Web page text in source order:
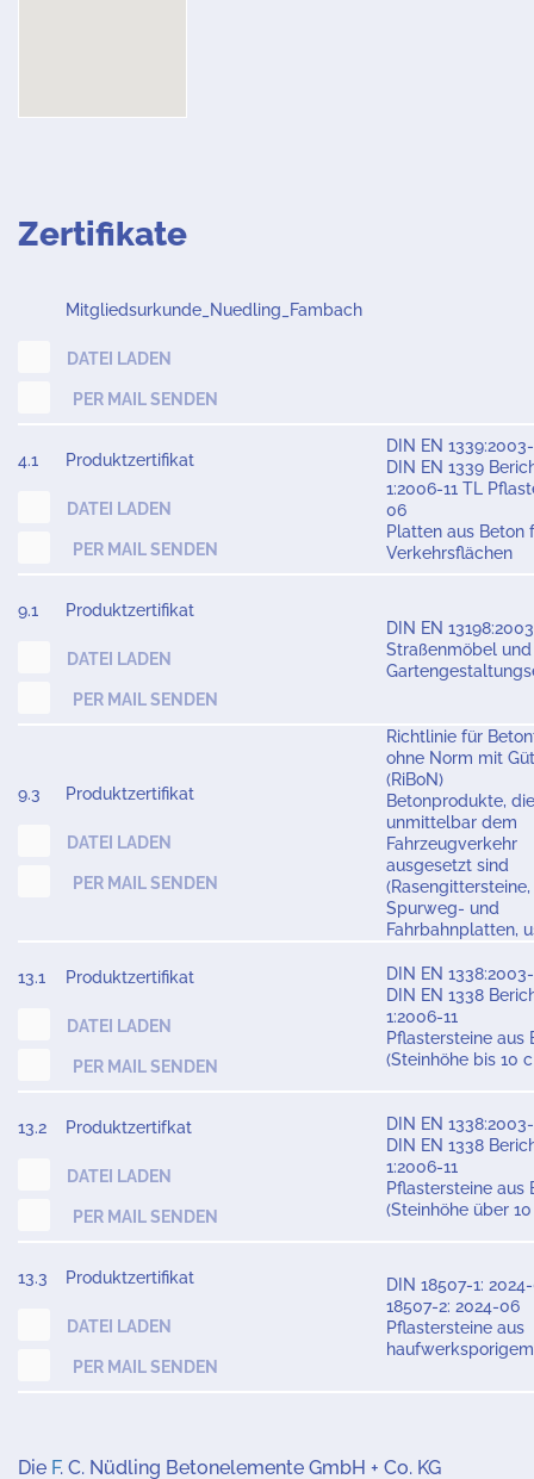
Zertifikate
Mitgliedsurkunde_Nuedling_Fambach
DATEI LADEN
PER MAIL SENDEN
4.1 Produktzertifikat
DATEI LADEN
PER MAIL SENDEN
DIN EN
DIN EN 1339
1:2006-11 TL
06
Platten aus Beton
Verkehrsflächen
9.1 Produktzertifikat
DATEI LADEN
PER MAIL SENDEN
DIN EN
Straßenmöbel und
9.3 Produktzertifikat
DATEI LADEN
PER MAIL SENDEN
Richtlinie für
ohne Norm mit
(RiBoN)
Betonprodukte, die
unmittelbar dem
Fahrzeugverkehr
ausgesetzt sind
(Rasengittersteine,
Spurweg- und
Fahrbahnplatten,
13.1 Produktzertifikat
DATEI LADEN
PER MAIL SENDEN
DIN EN
DIN EN 1338
1:2006-11
Pflastersteine aus
(Steinhöhe bis 10
13.2 Produktzertifkat
DATEI LADEN
PER MAIL SENDEN
DIN EN
DIN EN 1338
1:2006-11
Pflastersteine aus
(Steinhöhe über
13.3 Produktzertifikat
DATEI LADEN
PER MAIL SENDEN
DIN 18507-1:
18507-2: 2024-06
Pflastersteine aus
Die F. C. Nüdling Betonelemente GmbH + Co. KG